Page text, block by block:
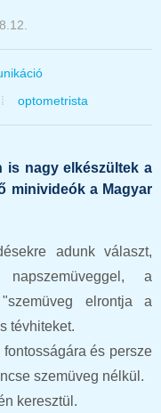
optometrista
is nagy elkészültek a
minivideók a Magyar
adunk választ,
a
elrontja a
tévhiteket.
és persze
szemüveg nélkül.
keresztül.